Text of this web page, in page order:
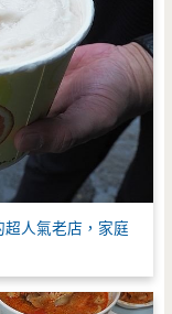
人氣老店，家庭